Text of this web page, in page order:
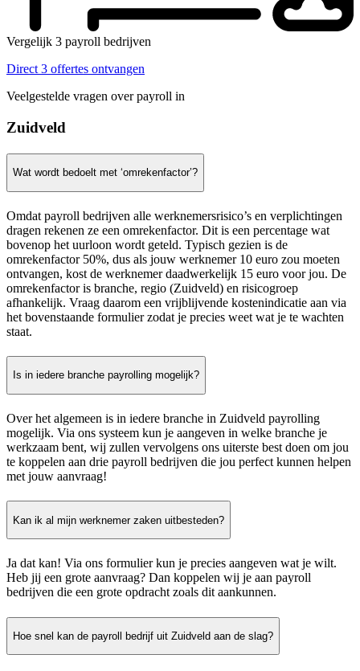
Vergelijk 3 payroll bedrijven
Direct 3 offertes ontvangen
Veelgestelde vragen over payroll in
Zuidveld
Wat wordt bedoelt met ‘omrekenfactor’?
Omdat payroll bedrijven alle werknemersrisico’s en verplichtingen
dragen rekenen ze een omrekenfactor. Dit is een percentage wat
bovenop het uurloon wordt geteld. Typisch gezien is de
omrekenfactor 50%, dus als jouw werknemer 10 euro zou moeten
ontvangen, kost de werknemer daadwerkelijk 15 euro voor jou. De
omrekenfactor is branche, regio (Zuidveld) en risicogroep
afhankelijk. Vraag daarom een vrijblijvende kostenindicatie aan via
het bovenstaande formulier zodat je precies weet wat je te wachten
staat.
Is in iedere branche payrolling mogelijk?
Over het algemeen is in iedere branche in Zuidveld payrolling
mogelijk. Via ons systeem kun je aangeven in welke branche je
werkzaam bent, wij zullen vervolgens ons uiterste best doen om jou
te koppelen aan drie payroll bedrijven die jou perfect kunnen helpen
met jouw aanvraag!
Kan ik al mijn werknemer zaken uitbesteden?
Ja dat kan! Via ons formulier kun je precies aangeven wat je wilt.
Heb jij een grote aanvraag? Dan koppelen wij je aan payroll
bedrijven die een grote opdracht zoals dit aankunnen.
Hoe snel kan de payroll bedrijf uit Zuidveld aan de slag?